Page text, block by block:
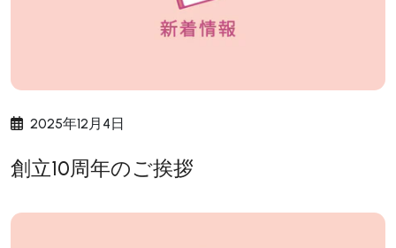
2025年12月4日
創立10周年のご挨拶